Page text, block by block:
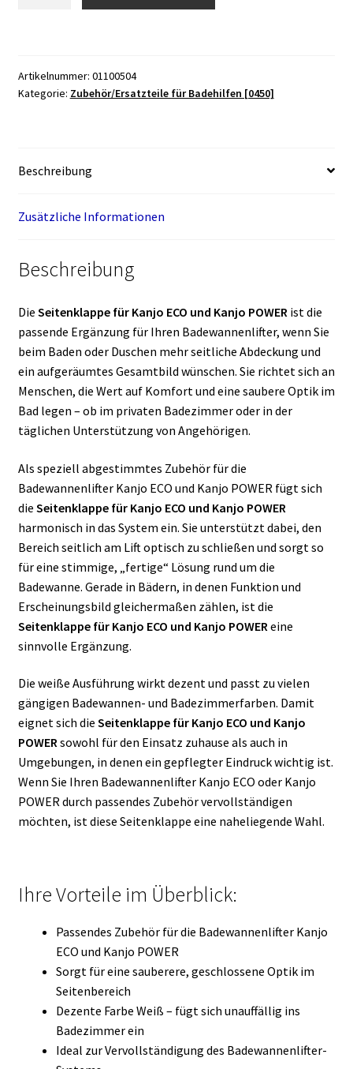
Kanjo
POWER
Artikelnummer: 01100504
Kategorie: Zubehör/Ersatzteile für Badehilfen [0450]
Beschreibung
Zusätzliche Informationen
Beschreibung
Die Seitenklappe für Kanjo ECO und Kanjo POWERist die
passende Ergänzung für Ihren Badewannenlifter, wenn Sie
beim Baden oder Duschen mehr seitliche Abdeckung und
ein aufgeräumtes Gesamtbild wünschen. Sie richtet sich an
Menschen, die Wert auf Komfort und eine saubere Optik im
Bad legen – ob im privaten Badezimmer oder in der
täglichen Unterstützung von Angehörigen.
Als speziell abgestimmtes Zubehör für die
Badewannenlifter Kanjo ECO und Kanjo POWER fügt sich
die Seitenklappe für Kanjo ECO und Kanjo POWER
harmonisch in das System ein. Sie unterstützt dabei, den
Bereich seitlich am Lift optisch zu schließen und sorgt so
für eine stimmige, „fertige“ Lösung rund um die
Badewanne. Gerade in Bädern, in denen Funktion und
Erscheinungsbild gleichermaßen zählen, ist die
Seitenklappe für Kanjo ECO und Kanjo POWER eine
sinnvolle Ergänzung.
Die weiße Ausführung wirkt dezent und passt zu vielen
gängigen Badewannen- und Badezimmerfarben. Damit
eignet sich die Seitenklappe für Kanjo ECO und Kanjo
POWERsowohl für den Einsatz zuhause als auch in
Umgebungen, in denen ein gepflegter Eindruck wichtig ist.
Wenn Sie Ihren Badewannenlifter Kanjo ECO oder Kanjo
POWER durch passendes Zubehör vervollständigen
möchten, ist diese Seitenklappe eine naheliegende Wahl.
Ihre Vorteile im Überblick:
Passendes Zubehör für die Badewannenlifter Kanjo
ECO und Kanjo POWER
Sorgt für eine sauberere, geschlossene Optik im
Seitenbereich
Dezente Farbe Weiß – fügt sich unauffällig ins
Badezimmer ein
Ideal zur Vervollständigung des Badewannenlifter-